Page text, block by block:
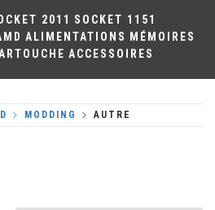
2011
SOCKET 1151
ALIMENTATIONS
MÉMOIRES
ACCESSOIRES
MODDING AUTRE